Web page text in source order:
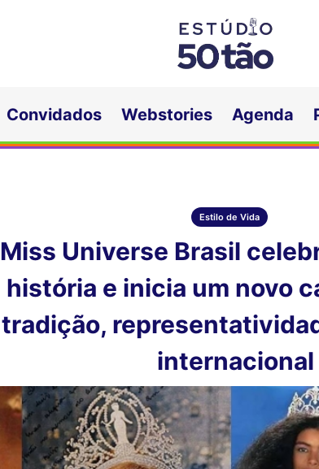
Convidados Webstories Agenda
Estilo de Vida
Miss Universe Brasil
história e inicia um novo
tradição,
internacional